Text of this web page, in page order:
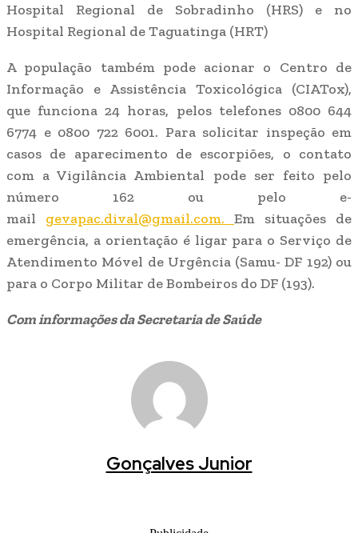
Hospital Regional de Sobradinho (HRS) e no
Hospital Regional de Taguatinga (HRT)
A população também pode acionar o Centro de
Informação e Assistência Toxicológica (CIATox),
que funciona 24 horas, pelos telefones 0800 644
6774 e 0800 722 6001. Para solicitar inspeção em
casos de aparecimento de escorpiões, o contato
com a Vigilância Ambiental pode ser feito pelo
número 162 ou pelo e-
mail gevapac.dival@gmail.com. Em situações de
emergência, a orientação é ligar para o Serviço de
Atendimento Móvel de Urgência (Samu- DF 192) ou
para o Corpo Militar de Bombeiros do DF (193).
Com informações da Secretaria de Saúde
Gonçalves Junior